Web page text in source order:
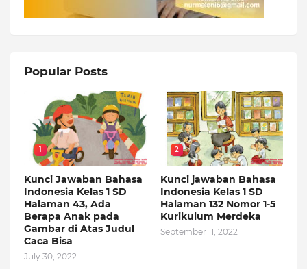
Popular Posts
1
Kunci Jawaban Bahasa
Indonesia Kelas 1 SD
Halaman 43, Ada
Berapa Anak pada
Gambar di Atas Judul
Caca Bisa
July 30, 2022
2
Kunci jawaban Bahasa
Indonesia Kelas 1 SD
Halaman 132 Nomor 1-5
Kurikulum Merdeka
September 11, 2022